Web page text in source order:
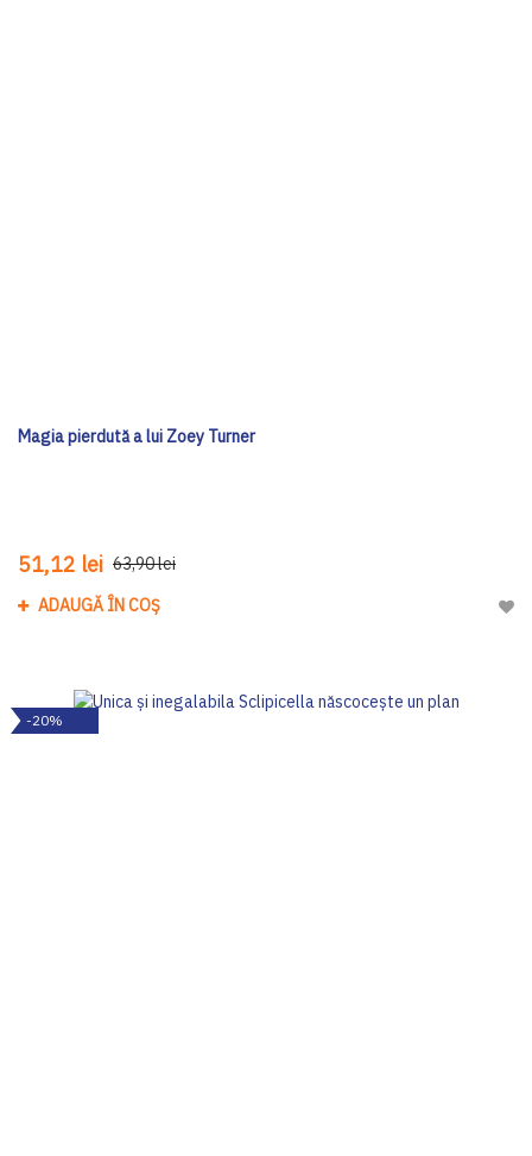
Magia pierdută a lui Zoey Turner
51,12 lei 63,90 lei
ADAUGĂ ÎN COȘ
-20%